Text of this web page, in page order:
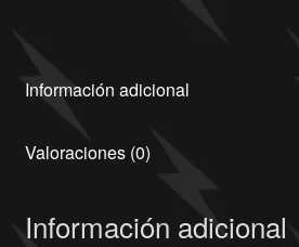
Información adicional
Valoraciones (0)
Información adicional